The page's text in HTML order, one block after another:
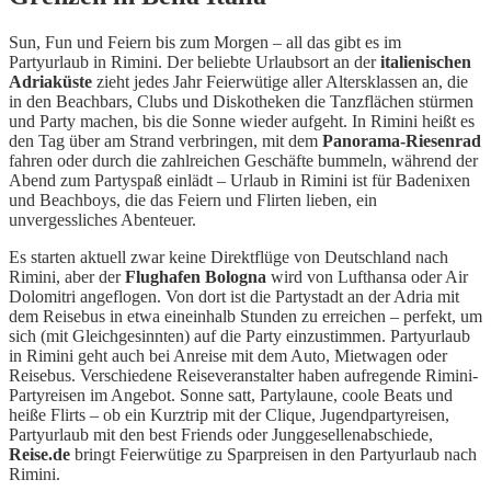
Sun, Fun und Feiern bis zum Morgen – all das gibt es im
Partyurlaub in Rimini. Der beliebte Urlaubsort an deritalienischen
Adriaküste zieht jedes Jahr Feierwütige aller Altersklassen an, die
in den Beachbars, Clubs und Diskotheken die Tanzflächen stürmen
und Party machen, bis die Sonne wieder aufgeht. In Rimini heißt es
den Tag über am Strand verbringen, mit dem Panorama-Riesenrad
fahren oder durch die zahlreichen Geschäfte bummeln, während der
Abend zum Partyspaß einlädt – Urlaub in Rimini ist für Badenixen
und Beachboys, die das Feiern und Flirten lieben, ein
unvergessliches Abenteuer.
Es starten aktuell zwar keine Direktflüge von Deutschland nach
Rimini, aber derFlughafen Bologna wird von Lufthansa oder Air
Dolomitri angeflogen. Von dort ist die Partystadt an der Adria mit
dem Reisebus in etwa eineinhalb Stunden zu erreichen – perfekt, um
sich (mit Gleichgesinnten) auf die Party einzustimmen. Partyurlaub
in Rimini geht auch bei Anreise mit dem Auto, Mietwagen oder
Reisebus. Verschiedene Reiseveranstalter haben aufregende Rimini-
Partyreisen im Angebot. Sonne satt, Partylaune, coole Beats und
heiße Flirts – ob ein Kurztrip mit der Clique, Jugendpartyreisen,
Partyurlaub mit den best Friends oder Junggesellenabschiede,
Reise.de bringt Feierwütige zu Sparpreisen in den Partyurlaub nach
Rimini.